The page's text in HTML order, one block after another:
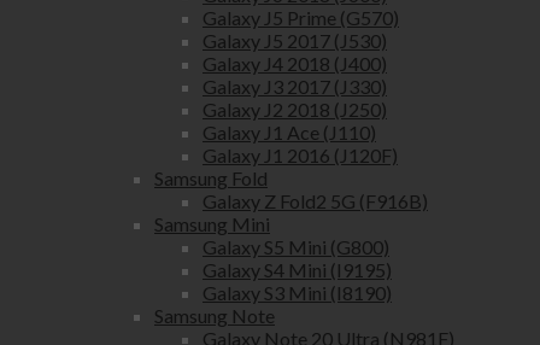
Galaxy J5 Prime (G570)
Galaxy J5 2017 (J530)
Galaxy J4 2018 (J400)
Galaxy J3 2017 (J330)
Galaxy J2 2018 (J250)
Galaxy J1 Ace (J110)
Galaxy J1 2016 (J120F)
Samsung Fold
Galaxy Z Fold2 5G (F916B)
Samsung Mini
Galaxy S5 Mini (G800)
Galaxy S4 Mini (I9195)
Galaxy S3 Mini (I8190)
Samsung Note
Galaxy Note 20 Ultra (N981F)